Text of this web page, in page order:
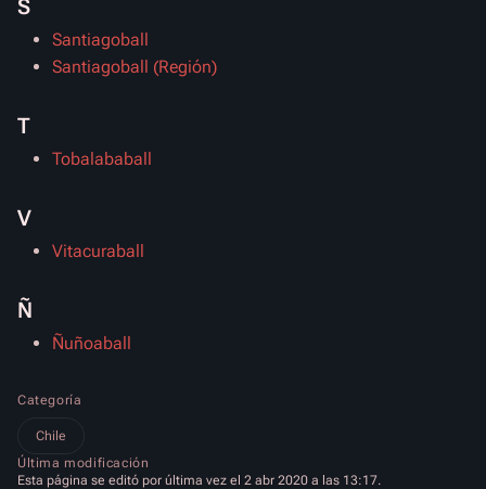
S
Santiagoball
Santiagoball (Región)
T
Tobalababall
V
Vitacuraball
Ñ
Ñuñoaball
Categoría
Chile
Última modificación
Esta página se editó por última vez el 2 abr 2020 a las 13:17.